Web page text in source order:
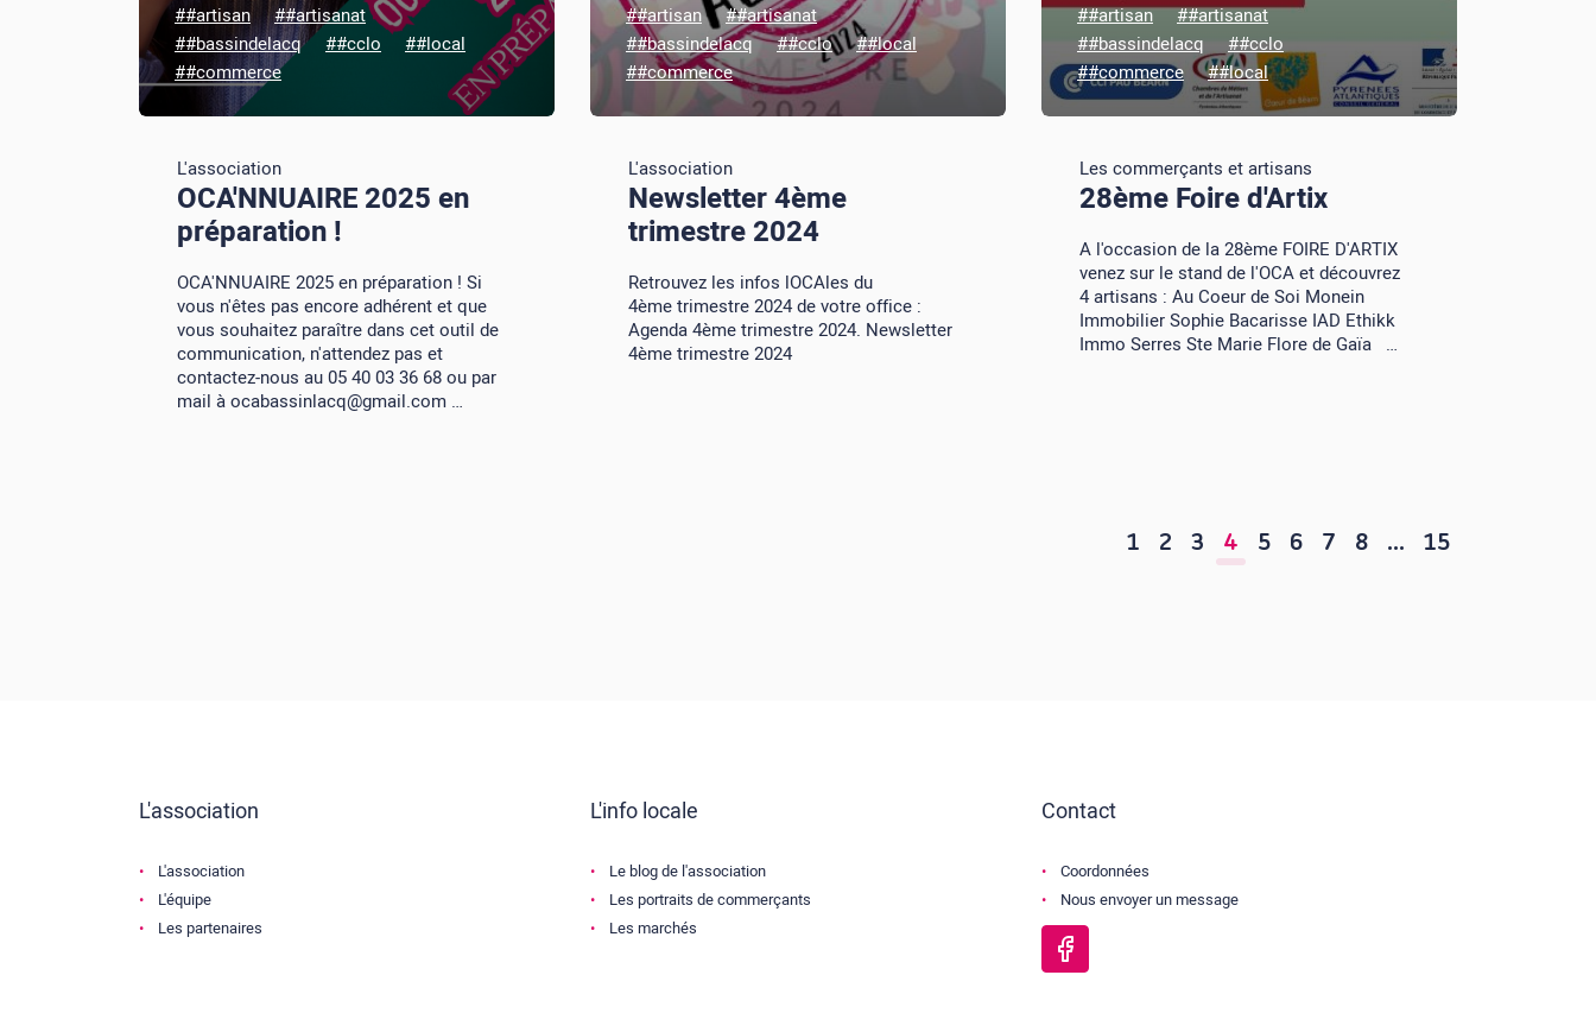
##artisan
##artisanat
##bassindelacq
##cclo
##local
##commerce
L'association
OCA'NNUAIRE 2025 en
préparation !
OCA'NNUAIRE 2025 en préparation ! Si
vous n'êtes pas encore adhérent et que
vous souhaitez paraître dans cet outil de
communication, n'attendez pas et
contactez-nous au 05 40 03 36 68 ou par
mail à ocabassinlacq@gmail.com …
##artisan
##artisanat
##bassindelacq
##cclo
##local
##commerce
L'association
Newsletter 4ème
trimestre 2024
Retrouvez les infos lOCAles du
4ème trimestre 2024 de votre office :
Agenda 4ème trimestre 2024. Newsletter
4ème trimestre 2024
##artisan
##artisanat
##bassindelacq
##cclo
##commerce
##local
Les commerçants et artisans
28ème Foire d'Artix
A l'occasion de la 28ème FOIRE D'ARTIX
venez sur le stand de l'OCA et découvrez
4 artisans : Au Coeur de Soi Monein
Immobilier Sophie Bacarisse IAD Ethikk
Immo Serres Ste Marie Flore de Gaïa …
1 2 3 4 5 6 7 8 … 15
L'association
L'association
L'équipe
Les partenaires
L'info locale
Le blog de l'association
Les portraits de commerçants
Les marchés
Contact
Coordonnées
Nous envoyer un message